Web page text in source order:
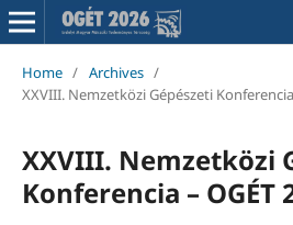
Home / Archives /
XXVIII. Nemzetközi Gépészeti
XXVIII. Nemzetközi
Konferencia – OGÉT